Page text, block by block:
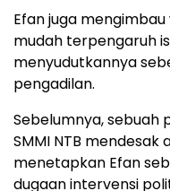
Efan juga
mudah terpengaruh
menyudutkannya
pengadilan.
Sebelumnya, sebuah
SMMI NTB
menetapkan Efan
dugaan intervensi